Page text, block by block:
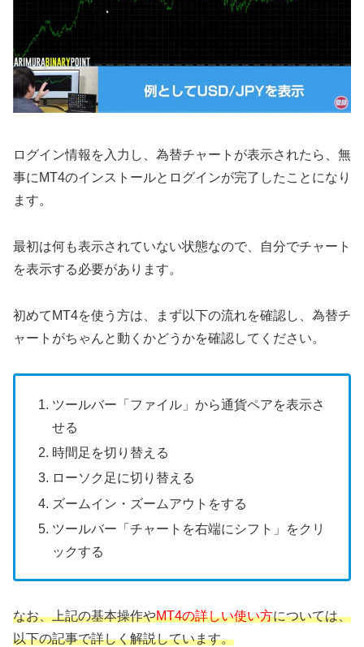
ログイン情報を入力し、為替チャートが表示されたら、無
事にMT4のインストールとログインが完了したことになり
ます。
最初は何も表示されていない状態なので、自分でチャート
を表示する必要があります。
初めてMT4を使う方は、まず以下の流れを確認し、為替チ
ャートがちゃんと動くかどうかを確認してください。
ツールバー「ファイル」から通貨ペアを表示さ
せる
時間足を切り替える
ローソク足に切り替える
ズームイン・ズームアウトをする
ツールバー「チャートを右端にシフト」をクリ
ックする
なお、上記の基本操作やMT4の詳しい使い方については、
以下の記事で詳しく解説しています。